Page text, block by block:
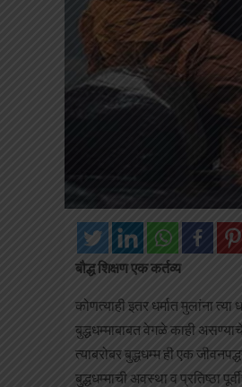
बौद्ध शिक्षण एक कर्तव्य
कोणत्याही इतर धर्मात मुलांना त्या
बुद्धधम्माबाबत वेगळे काही
त्याबरोबर बुद्धधम्म ही एक
बुद्धधम्माची अवस्था व प्रतिष्ठा